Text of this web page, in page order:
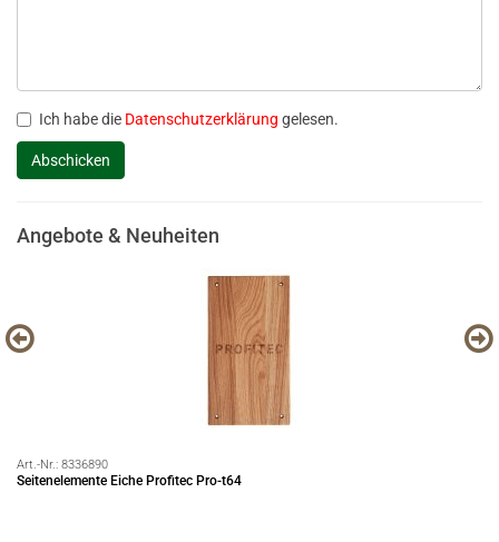
Ich habe die Datenschutzerklärung gelesen.
Angebote & Neuheiten
Art.-Nr.: 8336890
Seitenelemente Eiche Profitec Pro-t64